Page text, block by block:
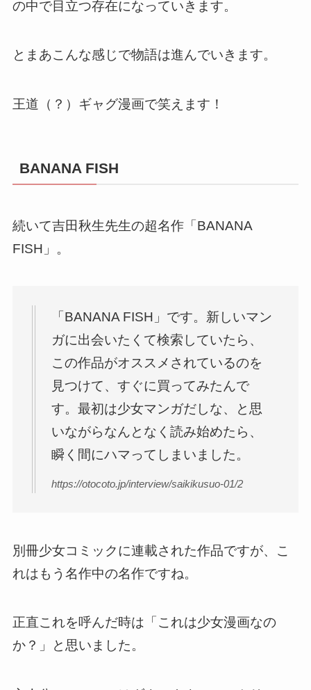
の中で目立つ存在になっていきます。
とまあこんな感じで物語は進んでいきます。
王道（？）ギャグ漫画で笑えます！
BANANA FISH
続いて吉田秋生先生の超名作「BANANA
FISH」。
「BANANA FISH」です。新しいマン
ガに出会いたくて検索していたら、
この作品がオススメされているのを
見つけて、すぐに買ってみたんで
す。最初は少女マンガだしな、と思
いながらなんとなく読み始めたら、
瞬く間にハマってしまいました。
https://otocoto.jp/interview/saikikusuo-01/2
別冊少女コミックに連載された作品ですが、こ
れはもう名作中の名作ですね。
正直これを呼んだ時は「これは少女漫画なの
か？」と思いました。